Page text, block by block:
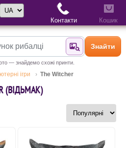
Знайти за
Знайти
— знайдемо схожі принти.
ігри The Witcher
(ВІДЬМАК)
Вибір мови
Контакти Кошик